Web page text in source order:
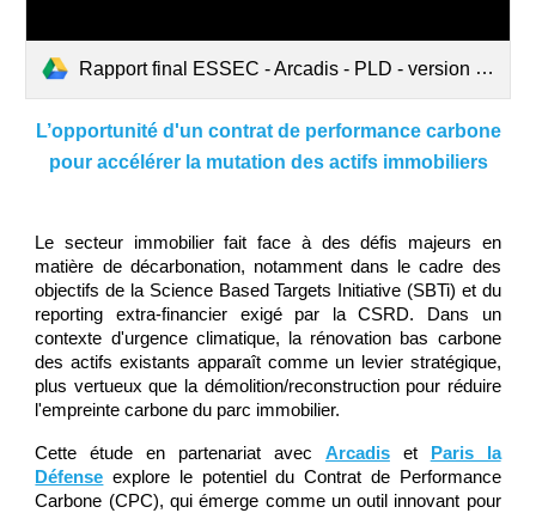
Rapport final ESSEC - Arcadis - PLD - version finale.pdf
L’opportunité d'un contrat de performance carbone
pour accélérer la mutation des actifs immobiliers
Le secteur immobilier fait face à des défis majeurs en
matière de décarbonation, notamment dans le cadre des
objectifs de la Science Based Targets Initiative (SBTi) et du
reporting extra-financier exigé par la CSRD. Dans un
contexte d'urgence climatique, la rénovation bas carbone
des actifs existants apparaît comme un levier stratégique,
plus vertueux que la démolition/reconstruction pour réduire
l'empreinte carbone du parc immobilier.
Cette étude en partenariat avec Arcadiset
Paris la
Défense explore le potentiel du Contrat de Performance
Carbone (CPC), qui émerge comme un outil innovant pour